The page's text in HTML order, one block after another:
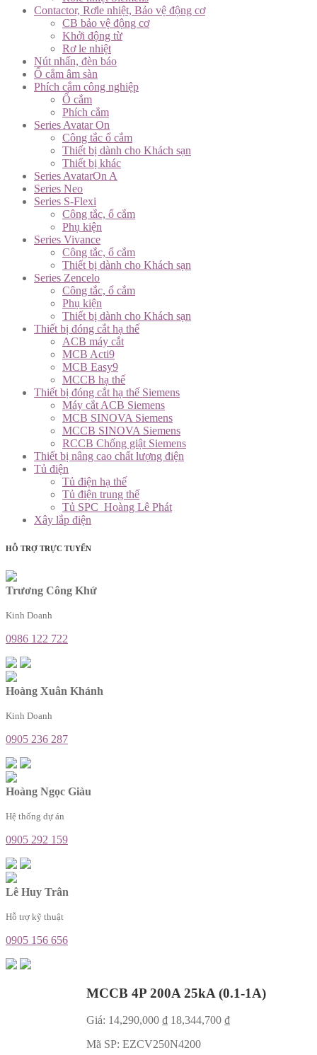
Contactor, Rơle nhiệt, Bảo vệ động cơ
CB bảo vệ động cơ
Khởi động từ
Rơ le nhiệt
Nút nhấn, đèn báo
Ổ cắm âm sàn
Phích cắm công nghiệp
Ổ cắm
Phích cắm
Series Avatar On
Công tắc ổ cắm
Thiết bị dành cho Khách sạn
Thiết bị khác
Series AvatarOn A
Series Neo
Series S-Flexi
Công tắc, ổ cắm
Phụ kiện
Series Vivance
Công tắc, ổ cắm
Thiết bị dành cho Khách sạn
Series Zencelo
Công tắc, ổ cắm
Phụ kiện
Thiết bị dành cho Khách sạn
Thiết bị đóng cắt hạ thế
ACB máy cắt
MCB Acti9
MCB Easy9
MCCB hạ thế
Thiết bị đóng cắt hạ thế Siemens
Máy cắt ACB Siemens
MCB SINOVA Siemens
MCCB SINOVA Siemens
RCCB Chống giật Siemens
Thiết bị nâng cao chất lượng điện
Tủ điện
Tủ điện hạ thế
Tủ điện trung thế
Tủ SPC_Hoàng Lê Phát
Xây lắp điện
HỖ TRỢ TRỰC TUYẾN
Trương Công Khứ
Kinh Doanh
0986 122 722
Hoàng Xuân Khánh
Kinh Doanh
0905 236 287
Hoàng Ngọc Giàu
Hệ thống dự án
0905 292 159
Lê Huy Trân
Hỗ trợ kỹ thuật
0905 156 656
MCCB 4P 200A 25kA (0.1-1A)
Giá: 14,290,000 ₫ 18,344,700 ₫
Mã SP: EZCV250N4200